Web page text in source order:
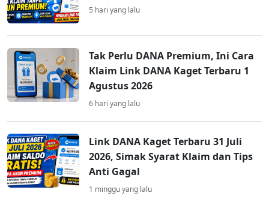
5 hari yang lalu
Tak Perlu DANA Premium, Ini Cara
Klaim Link DANA Kaget Terbaru 1
Agustus 2026
6 hari yang lalu
Link DANA Kaget Terbaru 31 Juli
2026, Simak Syarat Klaim dan Tips
Anti Gagal
1 minggu yang lalu